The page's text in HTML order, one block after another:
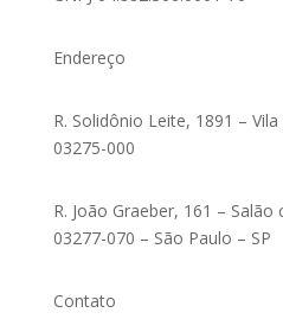
Endereço
R. Solidônio Leite, 1891 –
03275-000
R. João Graeber, 161 –
03277-070 – São Paulo – SP
Contato